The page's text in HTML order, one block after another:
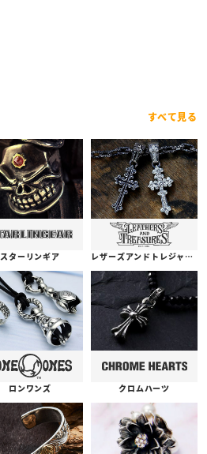
すべて見る
スターリンギア レザーズアンドトレジャーズ
ロンワンズ クロムハーツ